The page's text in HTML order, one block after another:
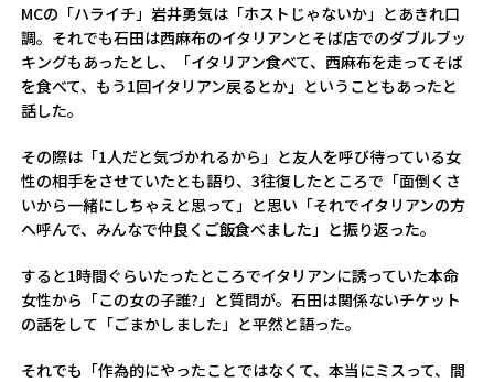
MCの「ハライチ」岩井勇気は「ホストじゃないか」とあきれ口
調。それでも石田は西麻布のイタリアンとそば店でのダブルブッ
キングもあったとし、「イタリアン食べて、西麻布を走ってそば
を食べて、もう1回イタリアン戻るとか」ということもあったと
話した。
その際は「1人だと気づかれるから」と友人を呼び待っている女
性の相手をさせていたとも語り、3往復したところで「面倒くさ
いから一緒にしちゃえと思って」と思い「それでイタリアンの方
へ呼んで、みんなで仲良くご飯食べました」と振り返った。
すると1時間ぐらいたったところでイタリアンに誘っていた本命
女性から「この女の子誰?」と質問が。石田は関係ないチケット
の話をして「ごまかしました」と平然と語った。
それでも「作為的にやったことではなくて、本当にミスって、間